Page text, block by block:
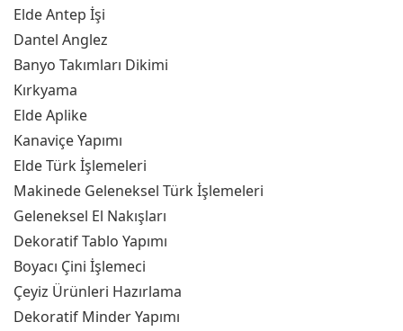
Elde Antep İşi
Dantel Anglez
Banyo Takımları Dikimi
Kırkyama
Elde Aplike
Kanaviçe Yapımı
Elde Türk İşlemeleri
Makinede Geleneksel Türk İşlemeleri
Geleneksel El Nakışları
Dekoratif Tablo Yapımı
Boyacı Çini İşlemeci
Çeyiz Ürünleri Hazırlama
Dekoratif Minder Yapımı